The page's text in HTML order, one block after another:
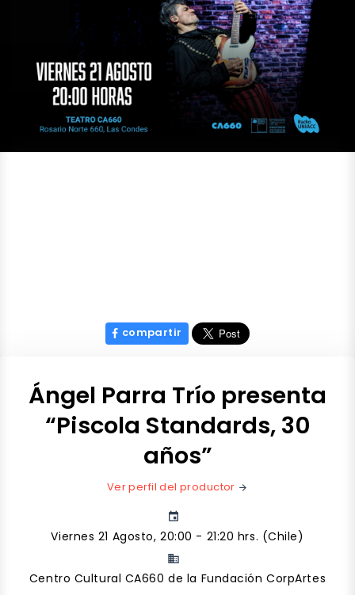
compartir
Ángel Parra Trío presenta
“Piscola Standards, 30
años”
Ver perfil del productor arrow_forward
event
Viernes 21 Agosto, 20:00 - 21:20 hrs. (Chile)
business
Centro Cultural CA660 de la Fundación CorpArtes